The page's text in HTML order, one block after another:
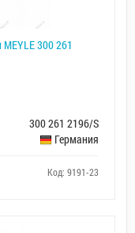
300 261
300 261 2196/S
Германия
Код: 9191-23